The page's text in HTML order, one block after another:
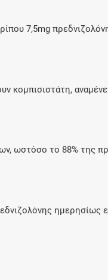
7,5mg
κομπισιστάτη,
ωστόσο το 88% της
ημερησίως